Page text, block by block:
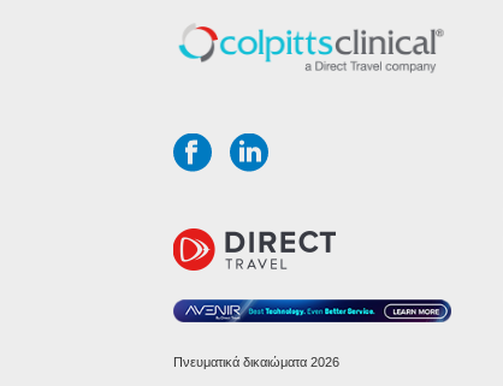
Πνευματικά δικαιώματα 2026